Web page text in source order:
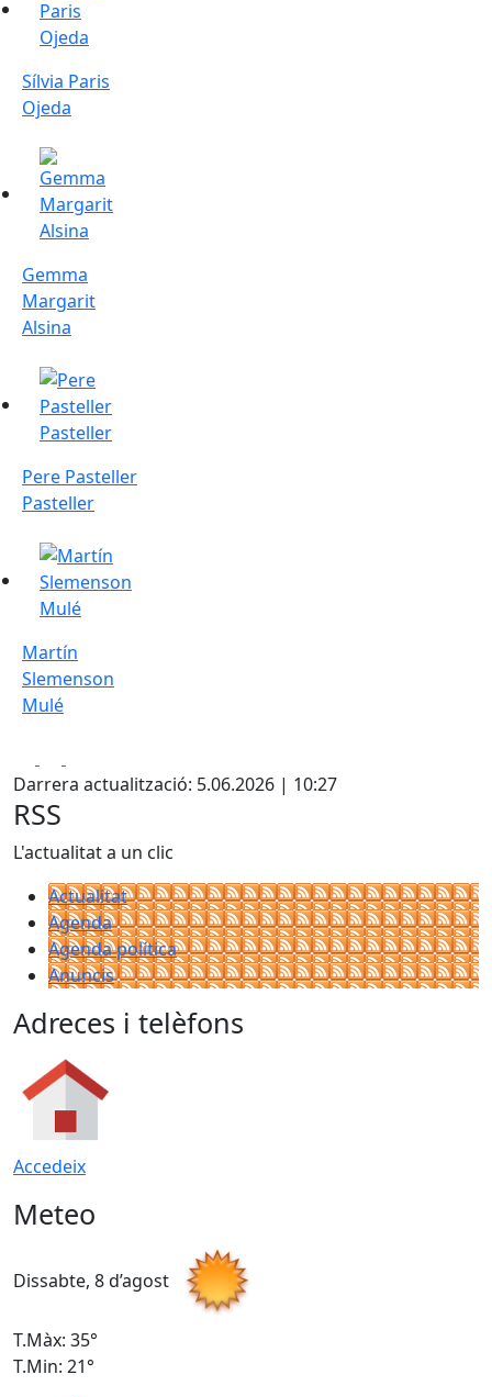
Sílvia Paris
Ojeda
Gemma Margarit Alsina
Gemma
Margarit
Alsina
Pere Pasteller Pasteller
Pere Pasteller
Pasteller
Martín Slemenson Mulé
Martín
Slemenson
Mulé
Darrera actualització: 5.06.2026 | 10:27
RSS
L'actualitat a un clic
Actualitat
Agenda
Agenda política
Anuncis
Adreces i telèfons
Accedeix
Meteo
Dissabte, 8 d’agost
T.Màx: 35°
T.Min: 21°